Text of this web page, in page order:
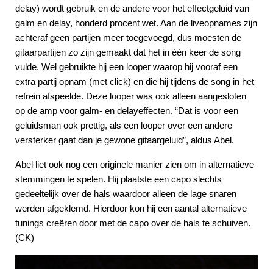
delay) wordt gebruik en de andere voor het effectgeluid van
galm en delay, honderd procent wet. Aan de liveopnames zijn
achteraf geen partijen meer toegevoegd, dus moesten de
gitaarpartijen zo zijn gemaakt dat het in één keer de song
vulde. Wel gebruikte hij een looper waarop hij vooraf een
extra partij opnam (met click) en die hij tijdens de song in het
refrein afspeelde. Deze looper was ook alleen aangesloten
op de amp voor galm- en delayeffecten. “Dat is voor een
geluidsman ook prettig, als een looper over een andere
versterker gaat dan je gewone gitaargeluid”, aldus Abel.
Abel liet ook nog een originele manier zien om in alternatieve
stemmingen te spelen. Hij plaatste een capo slechts
gedeeltelijk over de hals waardoor alleen de lage snaren
werden afgeklemd. Hierdoor kon hij een aantal alternatieve
tunings creëren door met de capo over de hals te schuiven.
(CK)